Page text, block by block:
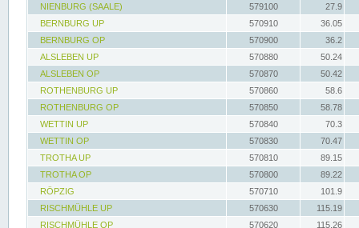
NIENBURG (SAALE)
579100
27.9
BERNBURG UP
570910
36.05
BERNBURG OP
570900
36.2
ALSLEBEN UP
570880
50.24
ALSLEBEN OP
570870
50.42
ROTHENBURG UP
570860
58.6
ROTHENBURG OP
570850
58.78
WETTIN UP
570840
70.3
WETTIN OP
570830
70.47
TROTHA UP
570810
89.15
TROTHA OP
570800
89.22
RÖPZIG
570710
101.9
RISCHMÜHLE UP
570630
115.19
RISCHMÜHLE OP
570620 115.26